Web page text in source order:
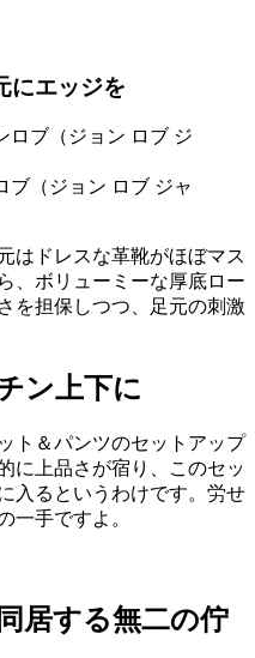
にエッジを
ブ（ジョン ロブ ジャ
はドレスな革靴がほぼマス
、ボリューミーな厚底ロー
を担保しつつ、足元の刺激
ン上下に
ト＆パンツのセットアップ
に上品さが宿り、このセッ
入るというわけです。労せ
一手ですよ。
居する無二の佇